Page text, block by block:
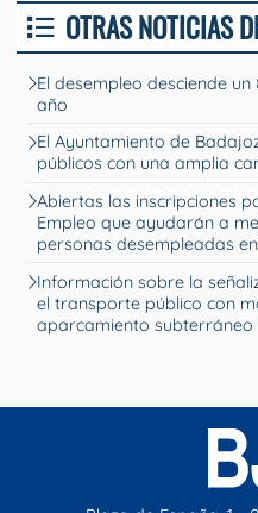
OTRAS NOTICIAS
El desempleo desciende
año
El Ayuntamiento de
públicos con una amplia
Abiertas las inscripciones
Empleo que ayudarán a
personas desempleadas
Información sobre la
el transporte público con
aparcamiento subterráneo